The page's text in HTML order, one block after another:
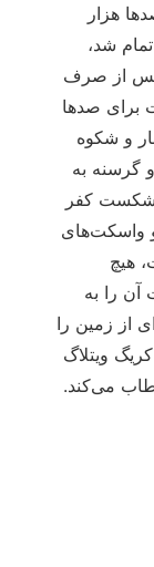
هزار
شد،
پس از صرف
برای صدها
و شکوه
گرسنه به
شکست کفر
واسکت‌های
هیچ
را به
از زمین را
ویتلاگ
می‌کند.